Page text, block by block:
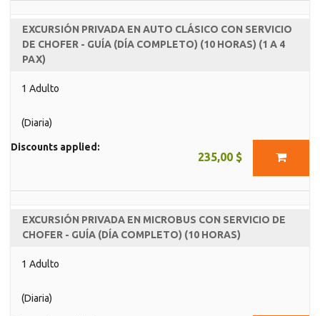
EXCURSIÓN PRIVADA EN AUTO CLÁSICO CON SERVICIO
DE CHOFER - GUÍA (DÍA COMPLETO) (10 HORAS) (1 A 4
PAX)
1 Adulto
(Diaria)
235,00 $
Discounts applied:
EXCURSIÓN PRIVADA EN MICROBUS CON SERVICIO DE
CHOFER - GUÍA (DÍA COMPLETO) (10 HORAS)
1 Adulto
(Diaria)